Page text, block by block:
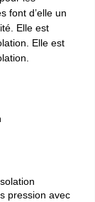
font d’elle un
Elle est
Elle est
pression avec